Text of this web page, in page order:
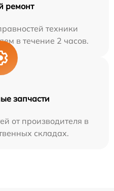
ремонт
техники
в течение 2 часов.
запчасти
от производителя в
складах.